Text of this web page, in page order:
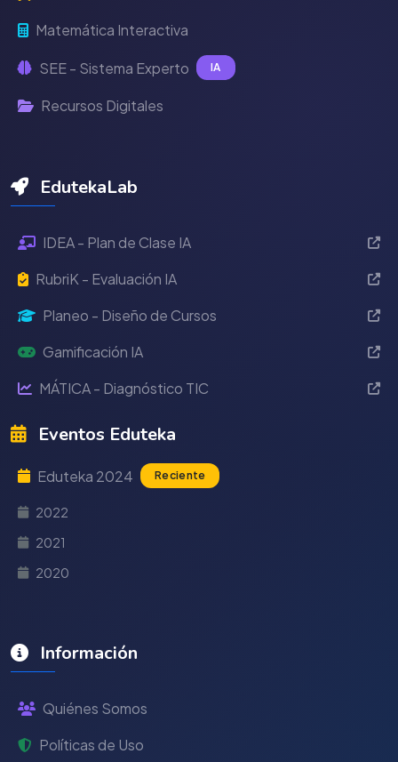
Matemática Interactiva
SEE - Sistema Experto IA
Recursos Digitales
EdutekaLab
IDEA - Plan de Clase IA
RubriK - Evaluación IA
Planeo - Diseño de Cursos
Gamificación IA
MÁTICA - Diagnóstico TIC
Eventos Eduteka
Eduteka 2024 Reciente
2022
2021
2020
Información
Quiénes Somos
Políticas de Uso